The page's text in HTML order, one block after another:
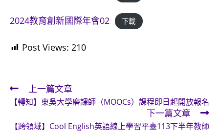
2024教育創新國際年會02 下載
Post Views: 210
Read
more
articles
上一篇文章
【轉知】東吳大學磨課師（MOOCs）課程即日起開放報名
下一篇文章
【跨領域】Cool English英語線上學習平臺113下半年教師